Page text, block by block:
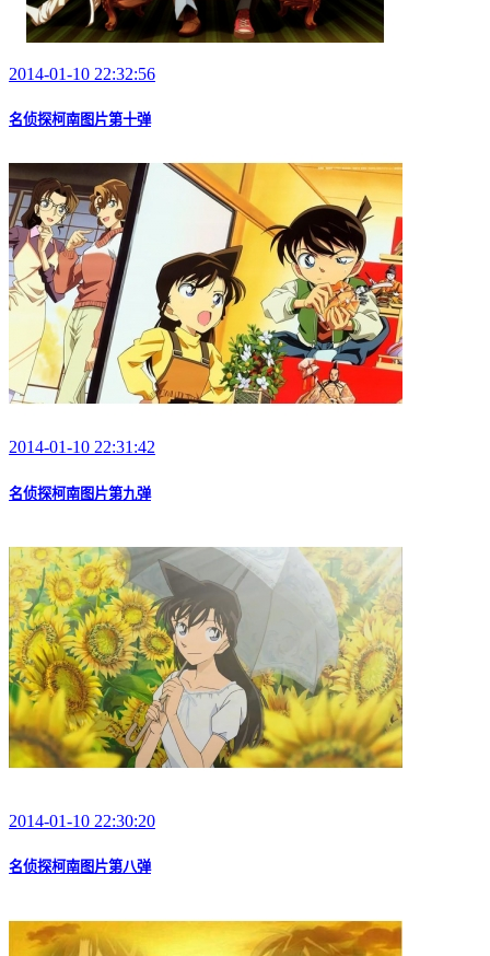
2014-01-10 22:32:56
名侦探柯南图片第十弹
2014-01-10 22:31:42
名侦探柯南图片第九弹
2014-01-10 22:30:20
名侦探柯南图片第八弹